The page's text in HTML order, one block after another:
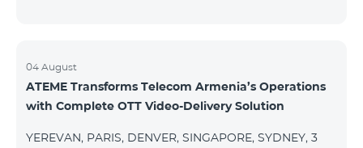
offices: Amiryan 3 (Mon-Sun 09:00-24:00) 900 m., 12
minutes walk Abovyan 21 Mon-Sun. 09:00-24:00) 700
m. 10 minutes walk You can find all of the sales and
04 August
ATEME Transforms Telecom Armenia’s Operations
with Complete OTT Video-Delivery Solution
YEREVAN, PARIS, DENVER, SINGAPORE, SYDNEY, 3